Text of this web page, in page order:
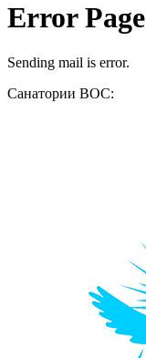
Error Page
Sending mail is error.
Санатории ВОС: